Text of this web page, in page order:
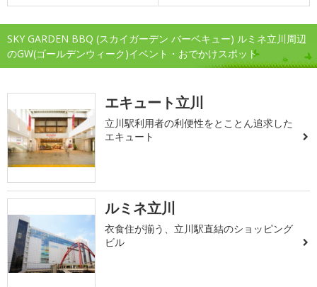
SKY GARDEN BBQ (スカイガーデン バーベキュー) ルミネ立川周辺
のGW(ゴールデンウィーク)イベント・おでかけスポット
エキュート立川
立川駅利用者の利便性をとことん追求した
エキュート
ルミネ立川
衣食住が揃う、立川駅直結のショッピング
ビル